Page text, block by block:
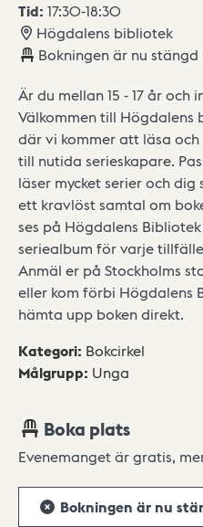
Tid: 17:30-18:30
Högdalens bibliotek
Bokningen är nu stängd
Är du mellan 15 - 17 år och
Välkommen till Högdalens
där vi kommer att läsa
till nutida serieskapare.
läser mycket serier och
ett kravlöst samtal om
ses på Högdalens
seriealbum för varje
Anmäl er på Stockholms
eller kom förbi Högdalens
hämta upp boken direkt.
Kategori: Bokcirkel
Målgrupp: Unga
Boka plats
Evenemanget är gratis,
Bokningen är nu